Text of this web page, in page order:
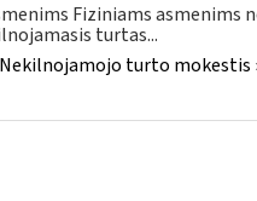
Fiziniams
turtas...
Nekilnojamojo turto mokestis